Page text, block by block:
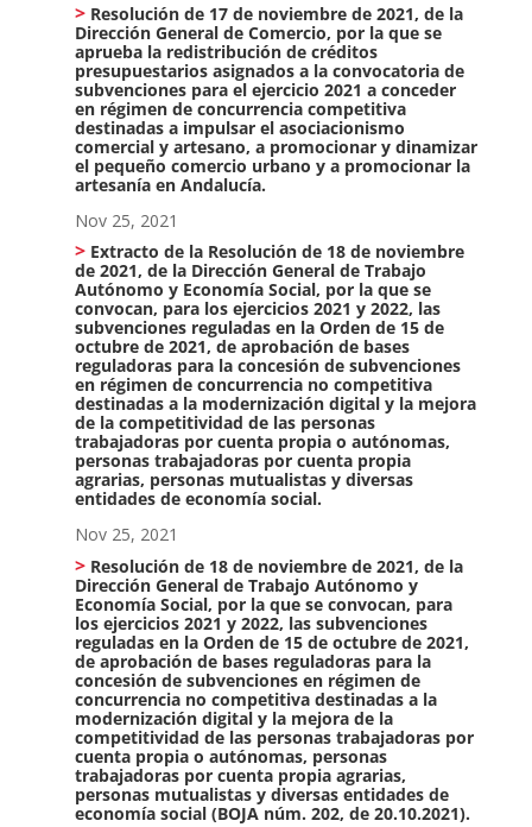
Resolución de 17 de noviembre de 2021, de la
Dirección General de Comercio, por la que se
aprueba la redistribución de créditos
presupuestarios asignados a la convocatoria de
subvenciones para el ejercicio 2021 a conceder
en régimen de concurrencia competitiva
destinadas a impulsar el asociacionismo
comercial y artesano, a promocionar y dinamizar
el pequeño comercio urbano y a promocionar la
artesanía en Andalucía.
Nov 25, 2021
Extracto de la Resolución de 18 de noviembre
de 2021, de la Dirección General de Trabajo
Autónomo y Economía Social, por la que se
convocan, para los ejercicios 2021 y 2022, las
subvenciones reguladas en la Orden de 15 de
octubre de 2021, de aprobación de bases
reguladoras para la concesión de subvenciones
en régimen de concurrencia no competitiva
destinadas a la modernización digital y la mejora
de la competitividad de las personas
trabajadoras por cuenta propia o autónomas,
personas trabajadoras por cuenta propia
agrarias, personas mutualistas y diversas
entidades de economía social.
Nov 25, 2021
Resolución de 18 de noviembre de 2021, de la
Dirección General de Trabajo Autónomo y
Economía Social, por la que se convocan, para
los ejercicios 2021 y 2022, las subvenciones
reguladas en la Orden de 15 de octubre de 2021,
de aprobación de bases reguladoras para la
concesión de subvenciones en régimen de
concurrencia no competitiva destinadas a la
modernización digital y la mejora de la
competitividad de las personas trabajadoras por
cuenta propia o autónomas, personas
trabajadoras por cuenta propia agrarias,
personas mutualistas y diversas entidades de
economía social (BOJA núm. 202, de 20.10.2021).